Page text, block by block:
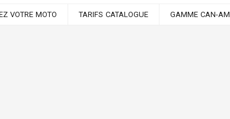
VOTRE MOTO TARIFS CATALOGUE GAMME CAN-AM